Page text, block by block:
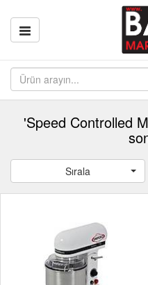
'Speed Controlled
Sırala